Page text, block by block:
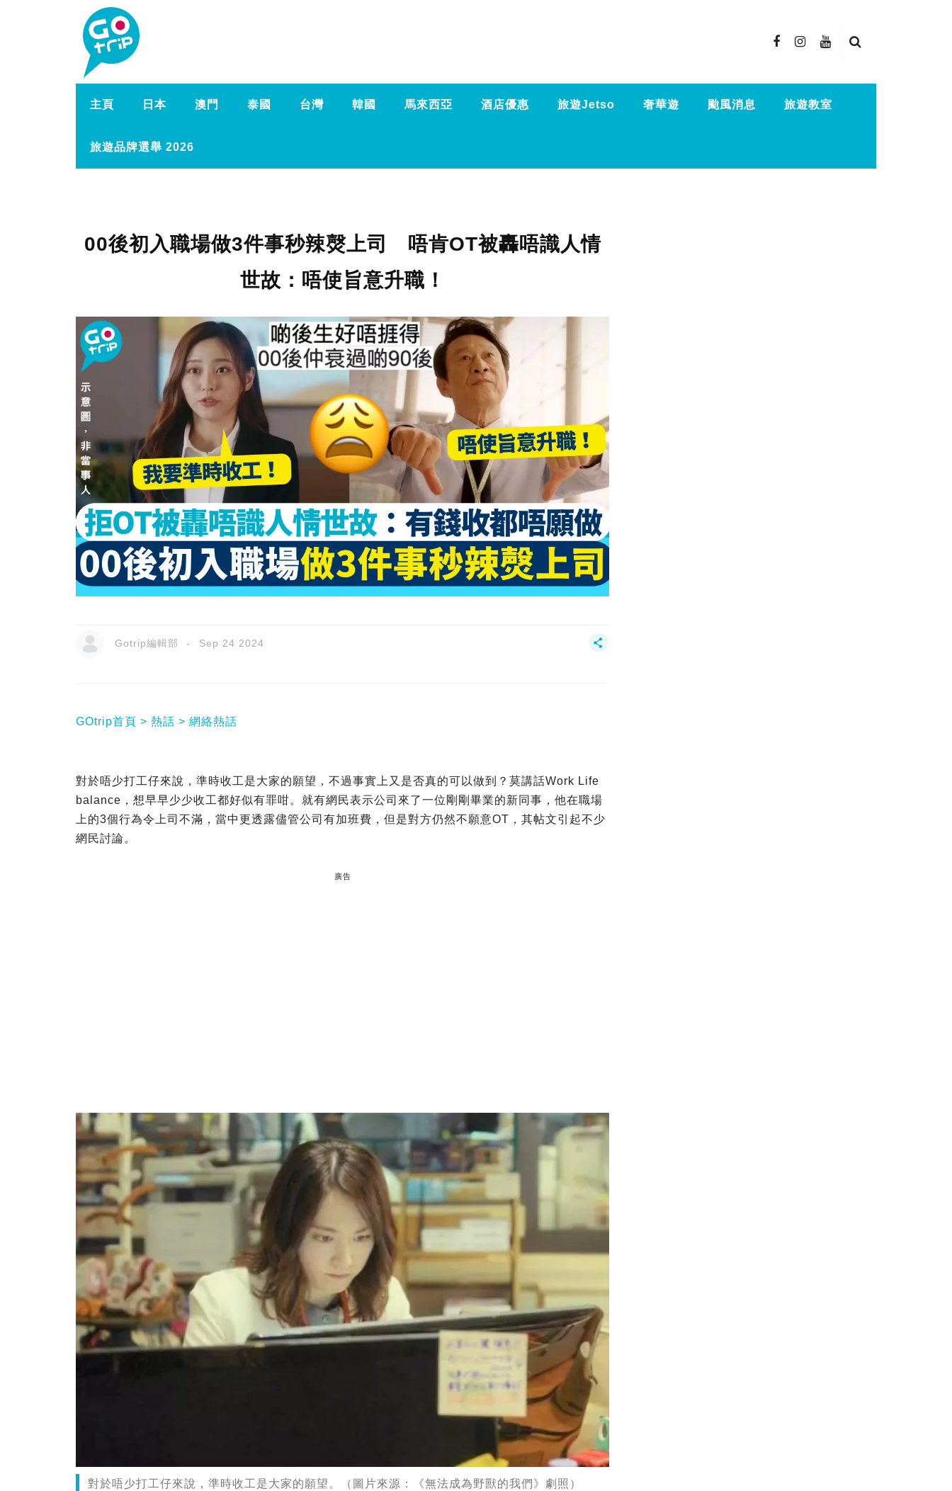
主頁 日本 澳門 泰國 台灣 韓國 馬來西亞 酒店優惠 旅遊Jetso 奢華遊 颱風消息 旅遊教室
旅遊品牌選舉 2026
00後初入職場做3件事秒辣㷫上司 唔肯OT被轟唔識人情
世故：唔使旨意升職！
Gotrip編輯部 Sep 24 2024
GOtrip首頁 熱話 網絡熱話
對於唔少打工仔來說，準時收工是大家的願望，不過事實上又是否真的可以做到？莫講話Work Life
balance，想早早少少收工都好似有罪咁。就有網民表示公司來了一位剛剛畢業的新同事，他在職場
上的3個行為令上司不滿，當中更透露儘管公司有加班費，但是對方仍然不願意OT，其帖文引起不少
網民討論。
廣告
對於唔少打工仔來說，準時收工是大家的願望。（圖片來源：《無法成為野獸的我們》劇照）